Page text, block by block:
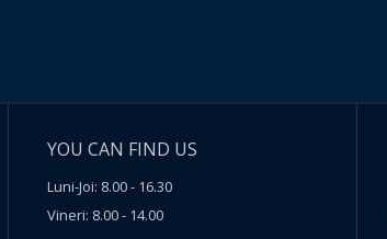
YOU CAN FIND US
Luni-Joi: 8.00 - 16.30
Vineri: 8.00 - 14.00